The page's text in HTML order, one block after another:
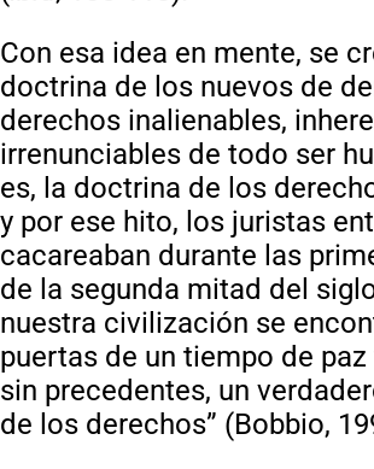
Con esa idea en mente, se
doctrina de los nuevos de
derechos inalienables,
irrenunciables de todo ser
es, la doctrina de los
y por ese hito, los juristas
cacareaban durante las
de la segunda mitad del
nuestra civilización se
puertas de un tiempo de
sin precedentes, un
de los derechos” (Bobbio,